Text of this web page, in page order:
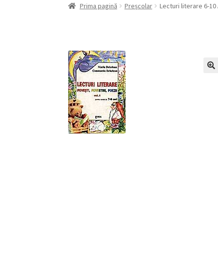
Prima pagină Preșcolar Lecturi literare 6-